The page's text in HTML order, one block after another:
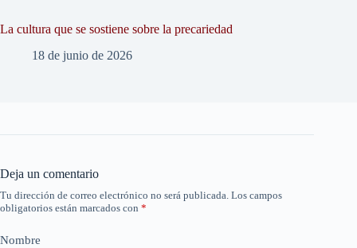
La cultura que se sostiene sobre la precariedad
18 de junio de 2026
Deja un comentario
Tu dirección de correo electrónico no será publicada. Los campos
obligatorios están marcados con *
Nombre